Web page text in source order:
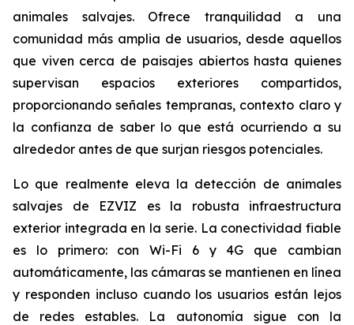
animales salvajes. Ofrece tranquilidad a una
comunidad más amplia de usuarios, desde aquellos
que viven cerca de paisajes abiertos hasta quienes
supervisan espacios exteriores compartidos,
proporcionando señales tempranas, contexto claro y
la confianza de saber lo que está ocurriendo a su
alrededor antes de que surjan riesgos potenciales.
Lo que realmente eleva la detección de animales
salvajes de EZVIZ es la robusta infraestructura
exterior integrada en la serie. La conectividad fiable
es lo primero: con Wi-Fi 6 y 4G que cambian
automáticamente, las cámaras se mantienen en línea
y responden incluso cuando los usuarios están lejos
de redes estables. La autonomía sigue con la